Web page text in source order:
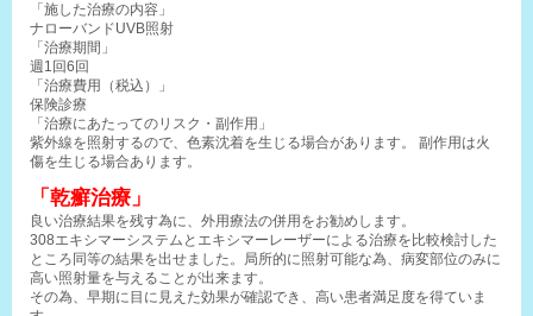
「施した治療の内容」
ナローバンドUVB照射
「治療期間」
週1回6回
「治療費用（税込）」
保険診療
「治療にあたってのリスク・副作用」
紫外線を照射するので、色素沈着を生じる場合があります。 副作用は火
傷を生じる場合あります。
「乾癬治療」
良い治療結果を残す為に、外用療法の併用をお勧めします。
308エキシマーシステムとエキシマーレーザーによる治療を比較検討した
ところ同等の結果を出せました。局所的に照射可能な為、病変部位のみに
高い照射量を与えることが出来ます。
その為、早期に目に見えた効果が確認でき、高い患者満足度を得ていま